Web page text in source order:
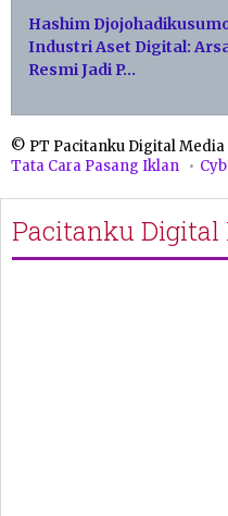
Hashim
Industri Aset Digital:
Resmi Jadi P…
© PT Pacitanku Digital Media
Tata Cara Pasang Iklan
Pacitanku Digital